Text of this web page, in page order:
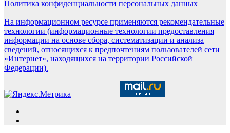
Политика конфиденциальности персональных данных
На информационном ресурсе применяются рекомендательные
технологии (информационные технологии предоставления
информации на основе сбора, систематизации и анализа
сведений, относящихся к предпочтениям пользователей сети
«Интернет», находящихся на территории Российской
Федерации).